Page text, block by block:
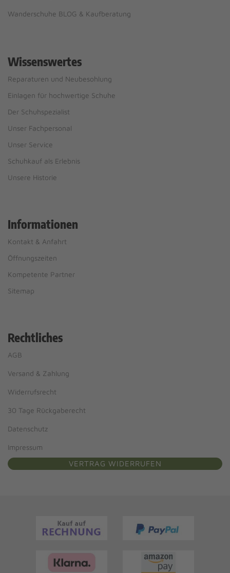
Wanderschuhe BLOG & Kaufberatung
Wissenswertes
Reparaturen und Neubesohlung
Einlagen für hochwertige Schuhe
Der Schuhspezialist
Unser Fachpersonal
Unser Service
Schuhkauf als Erlebnis
Unsere Historie
Informationen
Kontakt & Anfahrt
Öffnungszeiten
Kompetente Partner
Sitemap
Rechtliches
AGB
Versand & Zahlung
Widerrufsrecht
30 Tage Rückgaberecht
Datenschutz
Impressum
VERTRAG WIDERRUFEN